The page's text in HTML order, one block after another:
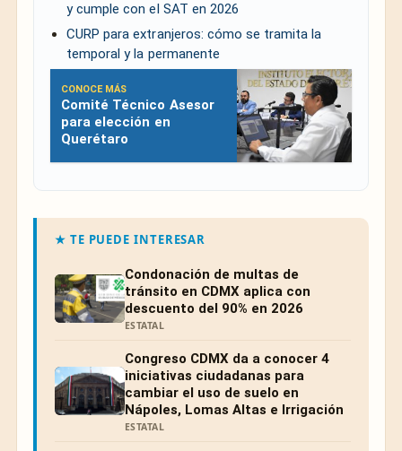
y cumple con el SAT en 2026
CURP para extranjeros: cómo se tramita la
temporal y la permanente
CONOCE MÁS
Comité Técnico Asesor
para elección en
Querétaro
★ TE PUEDE INTERESAR
Condonación de multas de
tránsito en CDMX aplica con
descuento del 90% en 2026
ESTATAL
Congreso CDMX da a conocer 4
iniciativas ciudadanas para
cambiar el uso de suelo en
Nápoles, Lomas Altas e Irrigación
ESTATAL